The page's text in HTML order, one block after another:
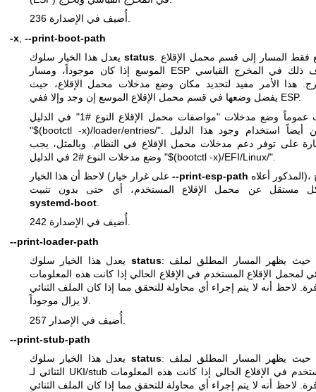
أُضيف في الإصدارة 236.
-x --print-boot-path
يعدل هذا الخيار سلوكstatus. يطبع فقط المسار إلى قسم محمل الإقلاع
الموسع إذا كان موجوداً، ومسار ESP خلاف ذلك في المخرج القياسي
هذا الأمر مفيد لتحديد مكان وضع مدخلات محمل الإقلاع، حيث
يفضل وضعها في قسم محمل الإقلاع الموسع إن وجد وإلا ففي ESP.
يجب عموماً وضع مدخلات "مواصفات محمل الإقلاع النوع #1" في الدليل
"$(bootctl -x)/loader/entries/". يمكن أيضاً استخدام وجود هذا الدليل
على توفر دعم مدخلات محمل الإقلاع في النظام. وبالمثل، يجب
وضع مدخلات النوع #2 في الدليل "$(bootctl -x)/EFI/Linux/".
--print-esp-path
مستقل عن محمل الإقلاع المستخدم، أي حتى بدون تثبيت
systemd-boot
أُضيف في الإصدارة 242.
--print-loader-path
status: حيث يظهر المسار المطلق لملف EFI
لمحمل الإقلاع المستخدم في الإقلاع الحالي إذا كانت هذه المعلومات
لاحظ أنه لا يتم إجراء أي محاولة للتحقق مما إذا كان الملف الثنائي
--print-stub-path
status: حيث يظهر المسار المطلق لملف EFI
الثنائي لـ UKI/stub المستخدم في الإقلاع الحالي إذا كانت هذه المعلومات
لاحظ أنه لا يتم إجراء أي محاولة للتحقق مما إذا كان الملف الثنائي